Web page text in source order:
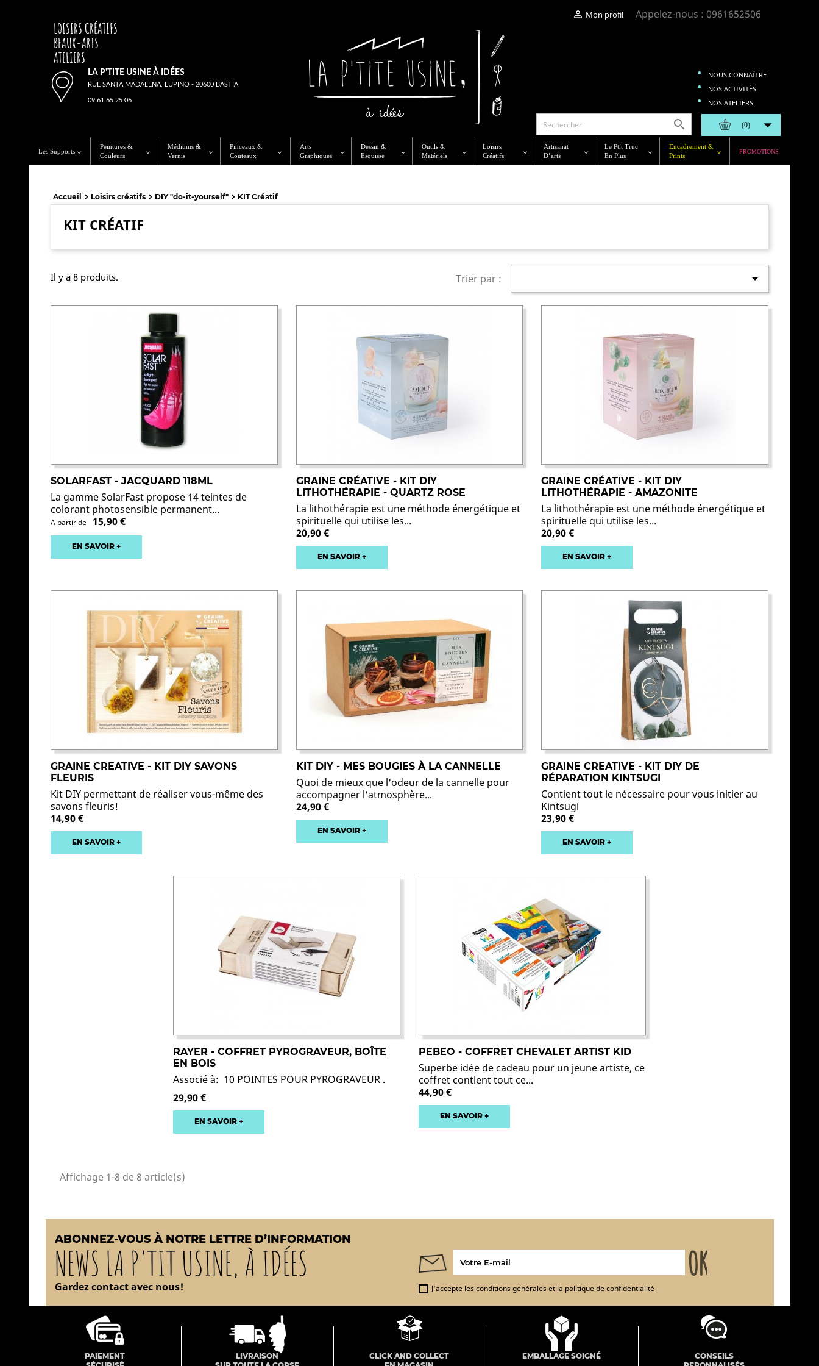
 Mon profil Appelez-nous : 0961652506
LOISIRS CRÉATIFS
BEAUX-ARTS
ATELIERS
LA P'TITE USINE À IDÉES
RUE SANTA MADALENA, LUPINO - 20600 BASTIA
09 61 65 25 06
NOUS CONNAÎTRE
NOS ACTIVITÉS
NOS ATELIERS
 (0) 
Les Supports
Peintures &
Couleurs
Médiums &
Vernis
Pinceaux &
Couteaux
Arts
Graphiques
Dessin &
Esquisse
Outils &
Matériels
Loisirs
Créatifs
Artisanat
D’arts
Le Ptit Truc
En Plus
Encadrement &
Prints
PROMOTIONS
Accueil Loisirs créatifs DIY "do-it-yourself" KIT Créatif
KIT CRÉATIF
Il y a 8 produits. Trier par : 
SOLARFAST - JACQUARD 118ML
La gamme SolarFast propose 14 teintes de
colorant photosensible permanent...
A partir de 15,90 €
EN SAVOIR +
GRAINE CRÉATIVE - KIT DIY
LITHOTHÉRAPIE - QUARTZ ROSE
La lithothérapie est une méthode énergétique et
spirituelle qui utilise les...
20,90 €
EN SAVOIR +
GRAINE CRÉATIVE - KIT DIY
LITHOTHÉRAPIE - AMAZONITE
La lithothérapie est une méthode énergétique et
spirituelle qui utilise les...
20,90 €
EN SAVOIR +
GRAINE CREATIVE - KIT DIY SAVONS
FLEURIS
Kit DIY permettant de réaliser vous-même des
savons fleuris!
14,90 €
EN SAVOIR +
KIT DIY - MES BOUGIES À LA CANNELLE
Quoi de mieux que l'odeur de la cannelle pour
accompagner l'atmosphère...
24,90 €
EN SAVOIR +
GRAINE CREATIVE - KIT DIY DE
RÉPARATION KINTSUGI
Contient tout le nécessaire pour vous initier au
Kintsugi
23,90 €
EN SAVOIR +
RAYER - COFFRET PYROGRAVEUR, BOÎTE
EN BOIS
Associé à: 10 POINTES POUR PYROGRAVEUR .
29,90 €
EN SAVOIR +
PEBEO - COFFRET CHEVALET ARTIST KID
Superbe idée de cadeau pour un jeune artiste, ce
coffret contient tout ce...
44,90 €
EN SAVOIR +
Affichage 1-8 de 8 article(s)
ABONNEZ-VOUS À NOTRE LETTRE D’INFORMATION
NEWS LA P'TIT USINE, À IDÉES
Gardez contact avec nous! J'accepte les conditions générales et la politique de confidentialité
PAIEMENT
LIVRAISON
CLICK AND COLLECT
EMBALLAGE SOIGNÉ
CONSEILS